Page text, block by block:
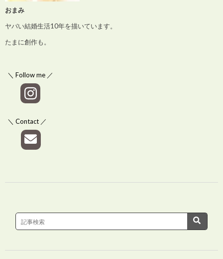
おまみ
ヤバい結婚生活10年を描いています。
たまに創作も。
＼ Follow me ／
＼ Contact ／